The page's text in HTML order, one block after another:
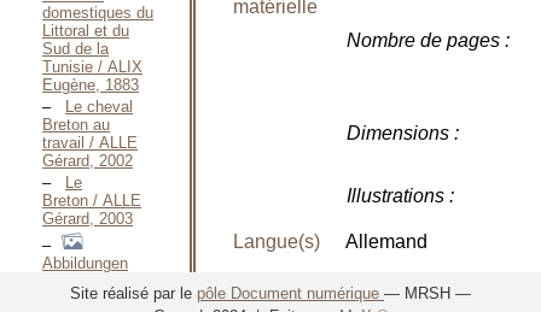
domestiques du
Littoral et du
Sud de la
Tunisie / ALIX
Eugène, 1883
Le cheval
Breton au
travail / ALLE
Gérard, 2002
Le
Breton / ALLE
Gérard, 2003
Abbildungen
Pferde-
matérielle
Nombre de pages:
Dimensions:
Illustrations:
Langue(s) Allemand
Notes
Site réalisé par le pôle Document numérique — MRSH —